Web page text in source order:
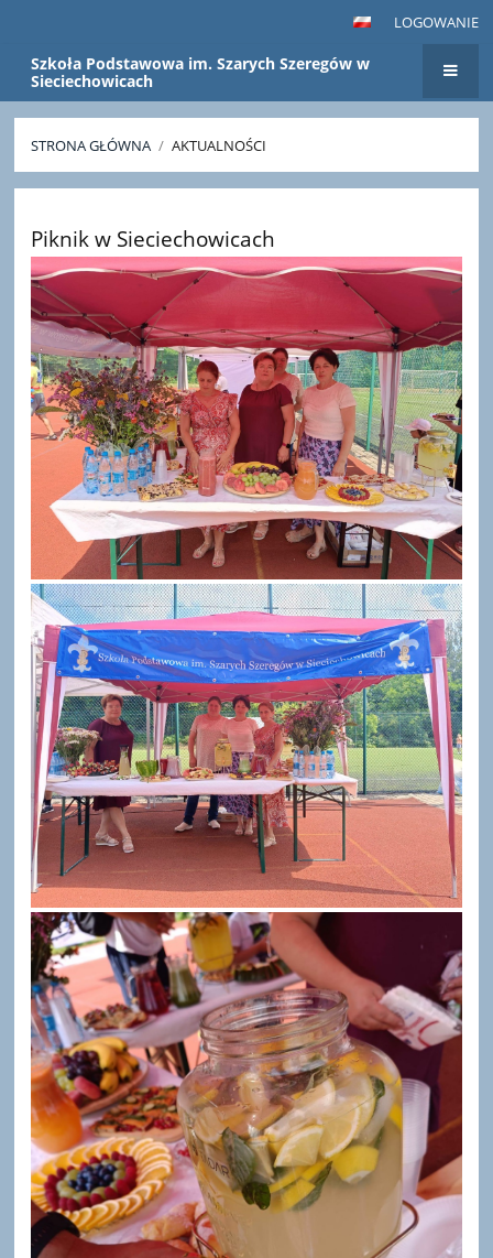
LOGOWANIE
Szkoła Podstawowa im. Szarych Szeregów w
Sieciechowicach
STRONA GŁÓWNA / AKTUALNOŚCI
Piknik w Sieciechowicach